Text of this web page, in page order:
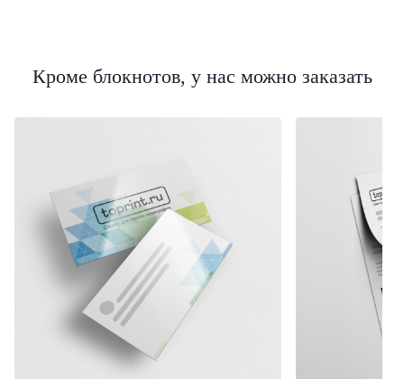
Кроме блокнотов, у нас можно заказать